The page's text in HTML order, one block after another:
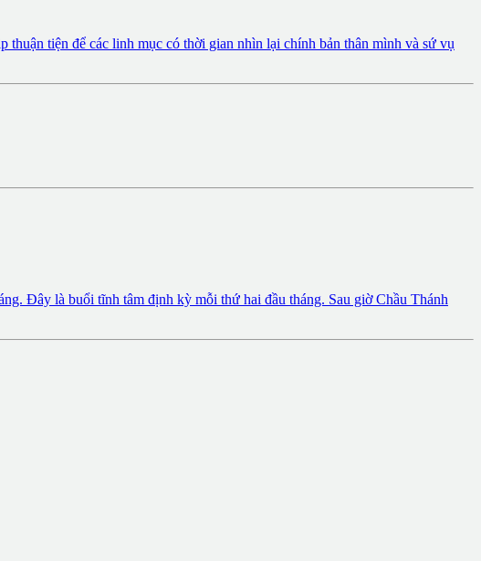
tiện để các linh mục có thời gian nhìn lại chính bản thân mình và sứ vụ
Đây là buổi tĩnh tâm định kỳ mỗi thứ hai đầu tháng. Sau giờ Chầu Thánh